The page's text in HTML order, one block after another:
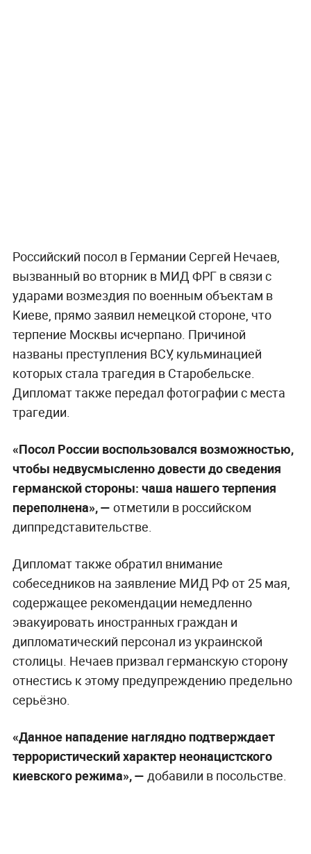
Российский посол в Германии Сергей Нечаев,
вызванный во вторник в МИД ФРГ в связи с
ударами возмездия по военным объектам в
Киеве, прямо заявил немецкой стороне, что
терпение Москвы исчерпано. Причиной
названы преступления ВСУ, кульминацией
которых стала трагедия в Старобельске.
Дипломат также передал фотографии с места
трагедии.
«Посол России воспользовался возможностью,
чтобы недвусмысленно довести до сведения
германской стороны: чаша нашего терпения
переполнена», — отметили в российском
диппредставительстве.
Дипломат также обратил внимание
собеседников на заявление МИД РФ от 25 мая,
содержащее рекомендации немедленно
эвакуировать иностранных граждан и
дипломатический персонал из украинской
столицы. Нечаев призвал германскую сторону
отнестись к этому предупреждению предельно
серьёзно.
«Данное нападение наглядно подтверждает
террористический характер неонацистского
киевского режима», — добавили в посольстве.